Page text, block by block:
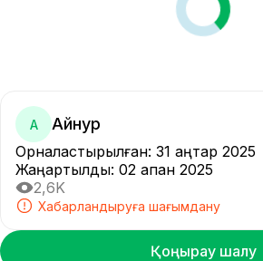
А Айнур
Орналастырылған: 31 қаңтар 2025
Жаңартылды: 02 ақпан 2025
2,6K
Хабарландыруға шағымдану
Қоңырау шалу